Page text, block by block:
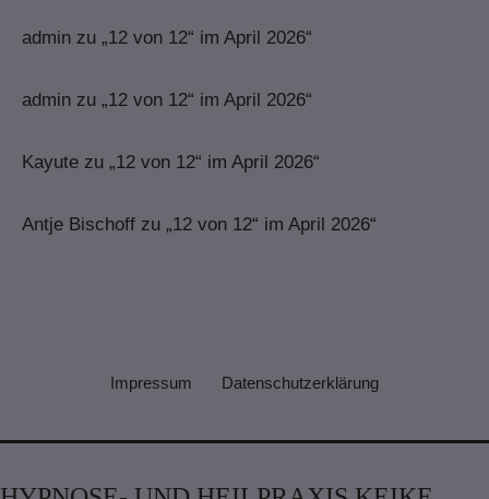
admin zu „12 von 12“ im April 2026“
admin zu „12 von 12“ im April 2026“
Kayute zu „12 von 12“ im April 2026“
Antje Bischoff zu „12 von 12“ im April 2026“
Impressum Datenschutzerklärung